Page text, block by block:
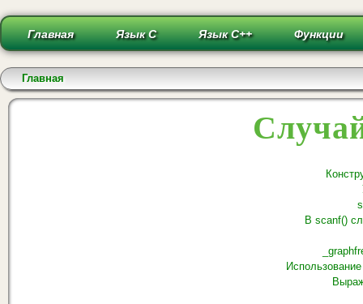
Главная Язык С Язык С++ Функции
Вы здесь
Главная
В scanf()